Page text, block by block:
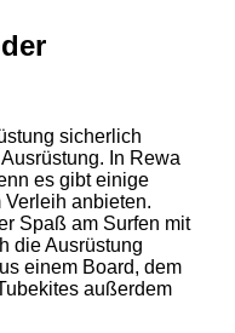
sicherlich
In Rewa
es gibt einige
anbieten.
Spaß am Surfen mit
die Ausrüstung
einem Board, dem
außerdem